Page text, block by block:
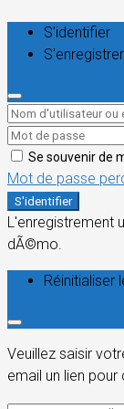
S'identifier
S'enregistrer
Se souvenir de
Mot de passe
S'identifier
L'enregistrement
dÃ©mo.
Réinitialiser
Veuillez saisir
email un lien